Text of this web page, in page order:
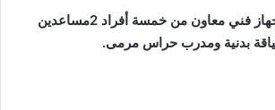
-تروب سيكون معه جهاز فني معاون من خمسة أفراد 2مساعدين
بدنية ومدرب حراس مرمى.